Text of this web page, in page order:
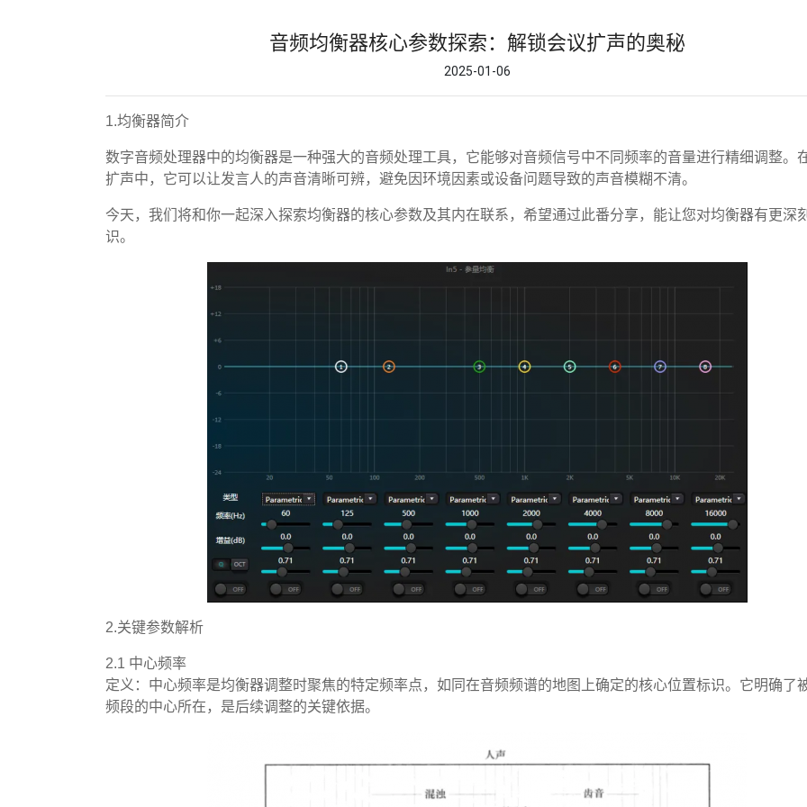
音频均衡器核心参数探索：解锁会议扩声的奥秘
2025-01-06
1.均衡器简介
数字音频处理器中的均衡器是一种强大的音频处理工具，它能够对音频信号中不同频率的音量进行精细调整。
扩声中，它可以让发言人的声音清晰可辨，避免因环境因素或设备问题导致的声音模糊不清。
今天，我们将和你一起深入探索均衡器的核心参数及其内在联系，希望通过此番分享，能让您对均衡器有更深
识。
2.关键参数解析
2.1 中心频率
定义：中心频率是均衡器调整时聚焦的特定频率点，如同在音频频谱的地图上确定的核心位置标识。它明确了
频段的中心所在，是后续调整的关键依据。